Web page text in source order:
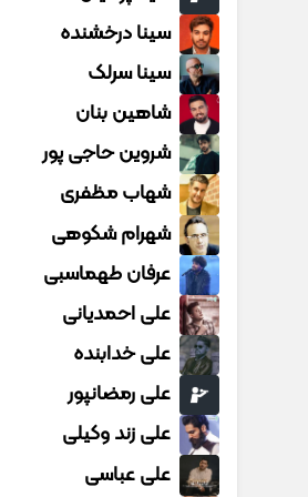
سینا درخشنده
سینا سرلک
شاهین بنان
شروین حاجی پور
شهاب مظفری
شهرام شکوهی
عرفان طهماسبی
علی احمدیانی
علی خدابنده
علی رمضانپور
علی زند وکیلی
علی عباسی